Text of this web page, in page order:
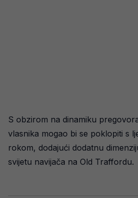
S obzirom na dinamiku
vlasnika mogao bi se poklopiti s
rokom, dodajući dodatnu
svijetu navijača na Old Traffordu.